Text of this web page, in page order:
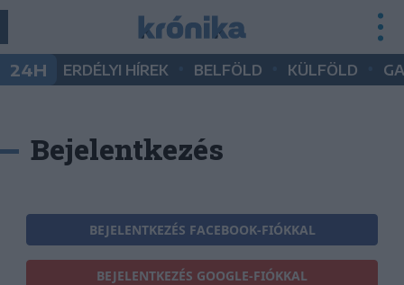
24H ERDÉLYI HÍREK BELFÖLD KÜLFÖLD
Bejelentkezés
BEJELENTKEZÉS FACEBOOK-FIÓKKAL
BEJELENTKEZÉS GOOGLE-FIÓKKAL